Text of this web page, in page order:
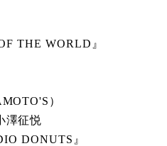
THE WORLD』
）
澤征悦
DONUTS』